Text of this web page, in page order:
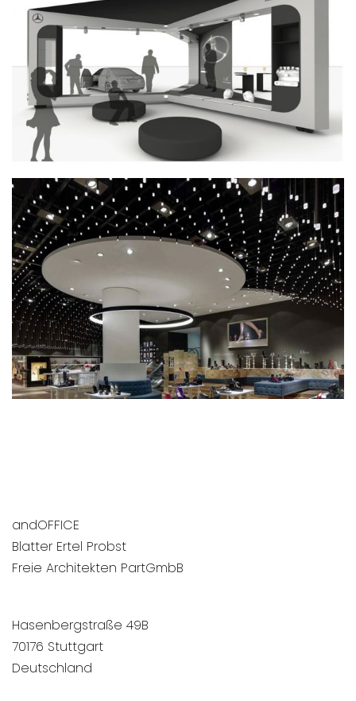
andOFFICE
Blatter Ertel Probst
Freie Architekten PartGmbB
Hasenbergstraße 49B
70176 Stuttgart
Deutschland